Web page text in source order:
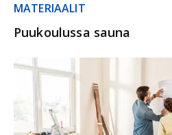
MATERIAALIT
Puukoulussa sauna